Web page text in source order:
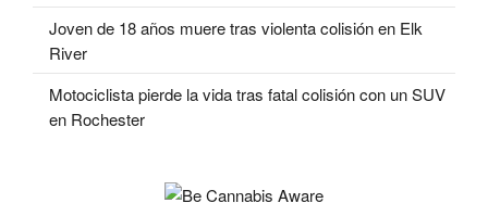
Joven de 18 años muere tras violenta colisión en Elk
River
Motociclista pierde la vida tras fatal colisión con un SUV
en Rochester